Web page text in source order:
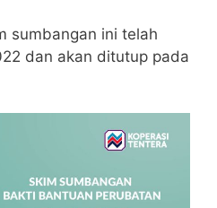
sumbangan ini telah
dan akan ditutup pada